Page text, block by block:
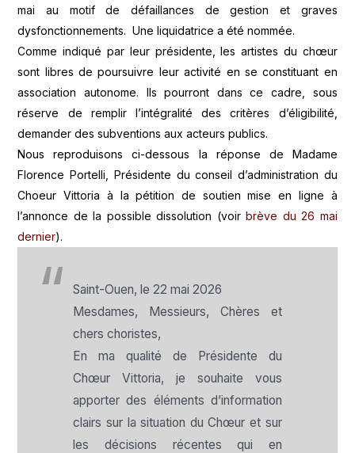
mai au motif de défaillances de gestion et graves
dysfonctionnements. Une liquidatrice a été nommée.
Comme indiqué par leur présidente, les artistes du chœur
sont libres de poursuivre leur activité en se constituant en
association autonome. Ils pourront dans ce cadre, sous
réserve de remplir l’intégralité des critères d’éligibilité,
demander des subventions aux acteurs publics.
Nous reproduisons ci-dessous la réponse de Madame
Florence Portelli, Présidente du conseil d’administration du
Choeur Vittoria à la pétition de soutien mise en ligne à
l’annonce de la possible dissolution (voirbrève du 26 mai
dernier).
Saint-Ouen, le 22 mai 2026
Mesdames, Messieurs, Chères et
chers choristes,
En ma qualité de Présidente du
Chœur Vittoria, je souhaite vous
apporter des éléments d’information
clairs sur la situation du Chœur et sur
les décisions récentes qui en